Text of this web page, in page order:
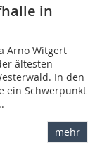
in
Arno Witgert
ältesten
In den
ein Schwerpunkt
mehr